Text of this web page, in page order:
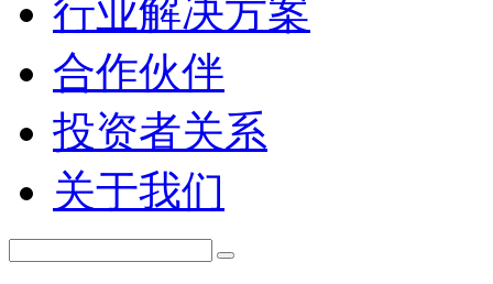
行业解决方案
合作伙伴
投资者关系
关于我们